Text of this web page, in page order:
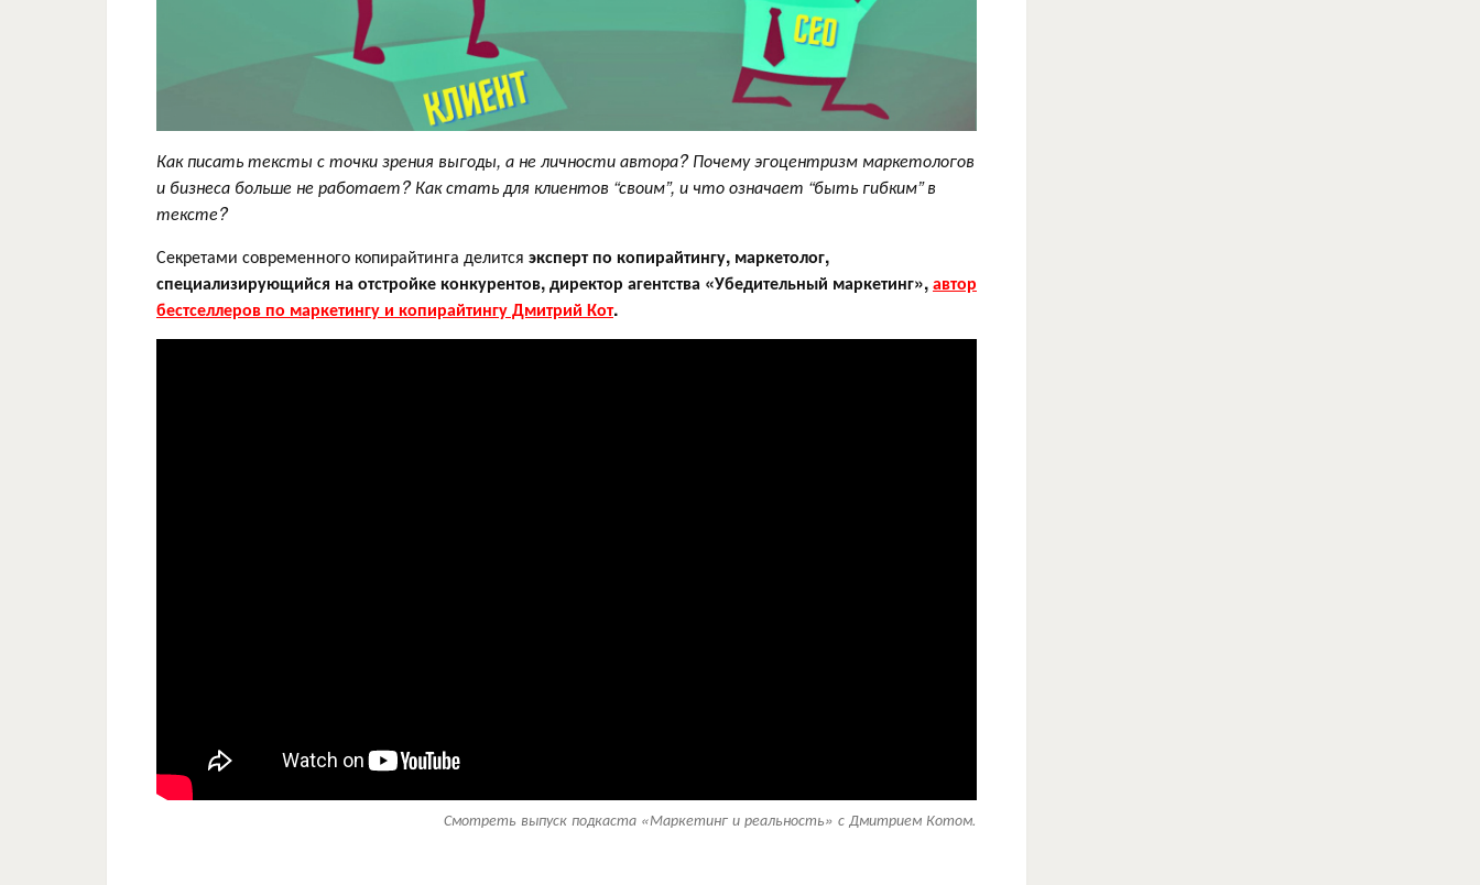
Как писать тексты с точки зрения выгоды, а не личности автора? Почему эгоцентризм маркетологов
и бизнеса больше не работает? Как стать для клиентов “своим”, и что означает “быть гибким” в
тексте?
Секретами современного копирайтинга делится эксперт по копирайтингу, маркетолог,
специализирующийся на отстройке конкурентов, директор агентства «Убедительный маркетинг»,автор
бестселлеров по маркетингу и копирайтингу Дмитрий Кот.
Смотреть выпуск подкаста «Маркетинг и реальность» с Дмитрием Котом.